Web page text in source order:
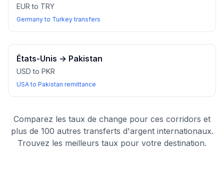
EUR to TRY
Germany to Turkey transfers
États-Unis → Pakistan
USD to PKR
USA to Pakistan remittance
Comparez les taux de change pour ces corridors et
plus de 100 autres transferts d'argent internationaux.
Trouvez les meilleurs taux pour votre destination.